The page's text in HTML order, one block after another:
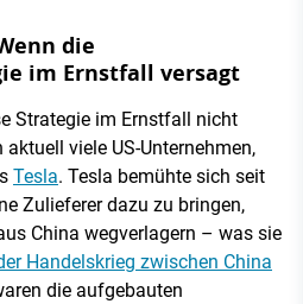
die
im Ernstfall versagt
Strategie im Ernstfall nicht
viele US-Unternehmen,
Tesla. Tesla bemühte sich seit
Zulieferer dazu zu bringen,
China wegverlagern – was sie
Handelskrieg zwischen China
die aufgebauten